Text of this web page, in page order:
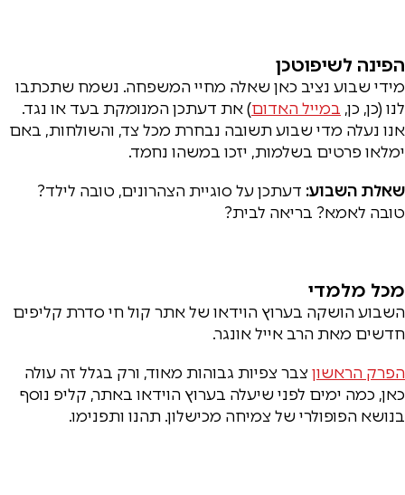
הפינה לשיפוטכן
מידי שבוע נציב כאן שאלה מחיי המשפחה. נשמח שתכתבו
לנו (כן, כן, במייל האדום) את דעתכן המנומקת בעד או נגד.
אנו נעלה מדי שבוע תשובה נבחרת מכל צד, והשולחות, באם
ימלאו פרטים בשלמות, יזכו במשהו נחמד.
שאלת השבוע: דעתכן על סוגיית הצהרונים, טובה לילד?
טובה לאמא? בריאה לבית?
מכל מלמדי
השבוע הושקה בערוץ הוידאו של אתר קול חי סדרת קליפים
חדשים מאת הרב אייל אונגר.
הפרק הראשוןצבר צפיות גבוהות מאוד, ורק בגלל זה עולה
כאן, כמה ימים לפני שיעלה בערוץ הוידאו באתר, קליפ נוסף
בנושא הפופולרי של צמיחה מכישלון. תהנו ותפנימו.